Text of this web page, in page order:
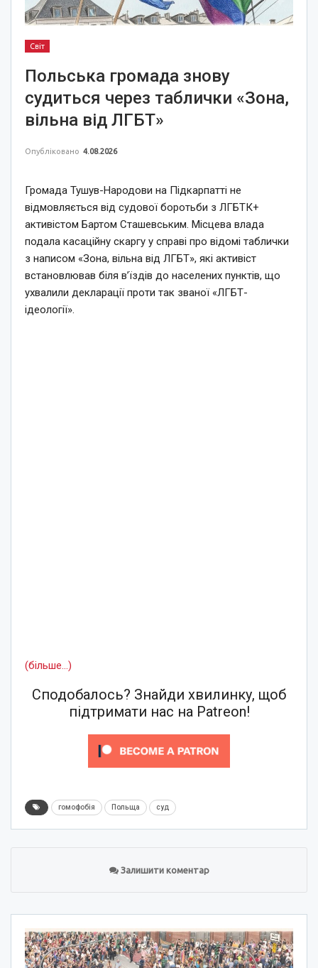
Світ
Польська громада знову
судиться через таблички «Зона,
вільна від ЛГБТ»
Опубліковано 4.08.2026
Громада Тушув-Народови на Підкарпатті не
відмовляється від судової боротьби з ЛГБТК+
активістом Бартом Сташевським. Місцева влада
подала касаційну скаргу у справі про відомі таблички
з написом «Зона, вільна від ЛГБТ», які активіст
встановлював біля в’їздів до населених пунктів, що
ухвалили декларації проти так званої «ЛГБТ-
ідеології».
(більше…)
Сподобалось? Знайди хвилинку, щоб
підтримати нас на Patreon!
гомофобія Польща суд
Залишити коментар